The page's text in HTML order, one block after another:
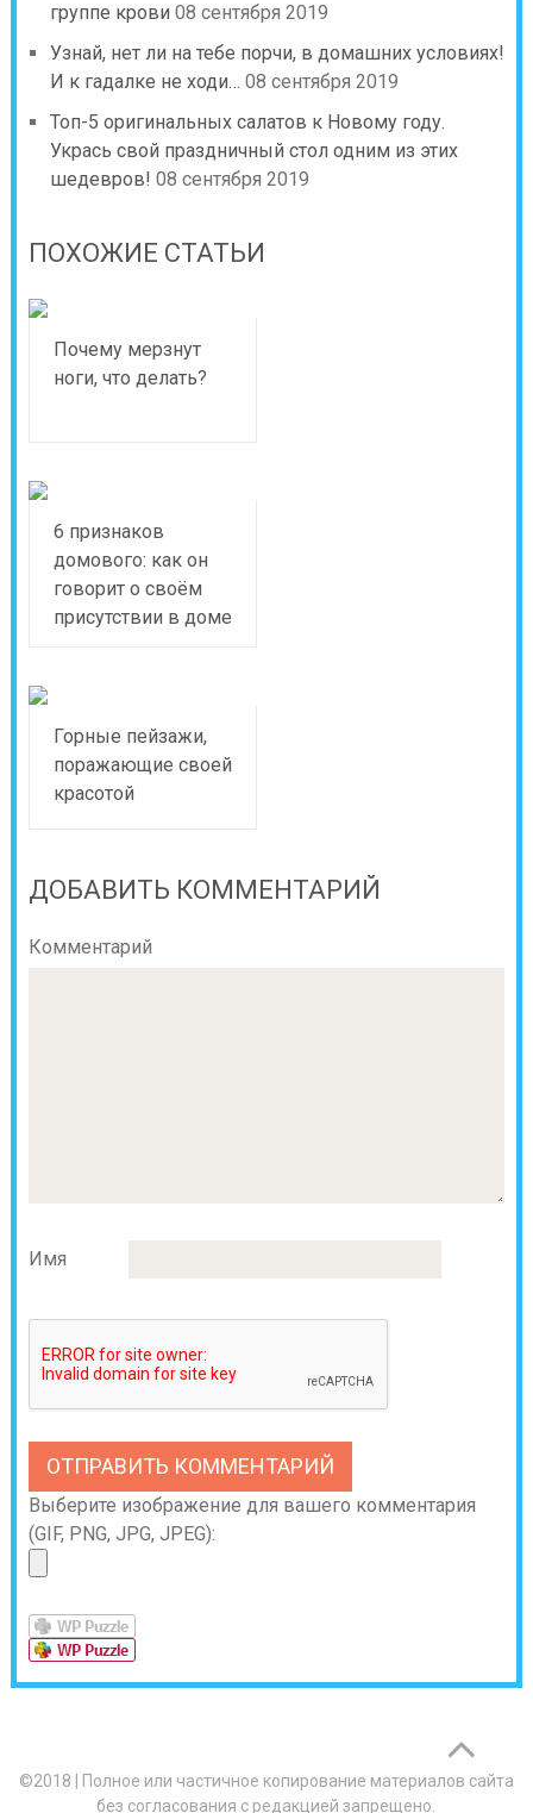
группе крови 08 сентября 2019
Узнай, нет ли на тебе порчи, в домашних условиях!
И к гадалке не ходи… 08 сентября 2019
Топ-5 оригинальных салатов к Новому году.
Укрась свой праздничный стол одним из этих
шедевров! 08 сентября 2019
ПОХОЖИЕ СТАТЬИ
Почему мерзнут
ноги, что делать?
6 признаков
домового: как он
говорит о своём
присутствии в доме
Горные пейзажи,
поражающие своей
красотой
ДОБАВИТЬ КОММЕНТАРИЙ
Комментарий
Имя
Выберите изображение для вашего комментария
(GIF, PNG, JPG, JPEG):
©2018
Полное или частичное копирование материалов сайта
без согласования с редакцией запрещено.